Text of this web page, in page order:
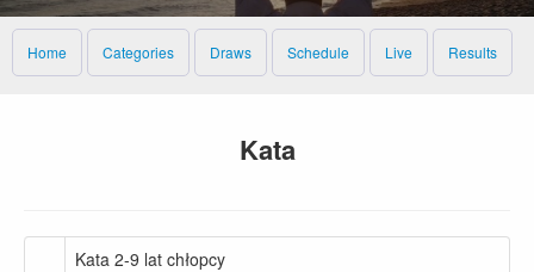
Home Categories Draws Schedule Live Results
Kata
Kata 2-9 lat chłopcy